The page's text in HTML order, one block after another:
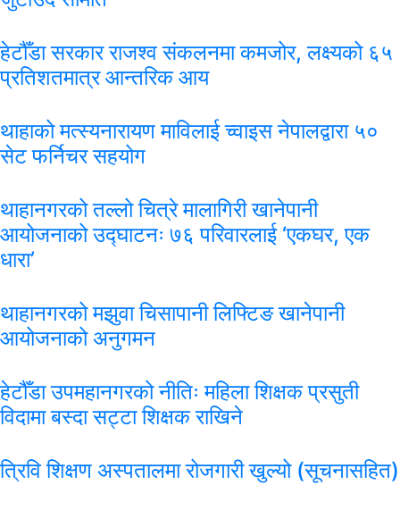
हेटौँडा सरकार राजश्व संकलनमा कमजोर, लक्ष्यको ६५
प्रतिशतमात्र आन्तरिक आय
थाहाको मत्स्यनारायण माविलाई च्वाइस नेपालद्वारा ५०
सेट फर्निचर सहयोग
थाहानगरको तल्लो चित्रे मालागिरी खानेपानी
आयोजनाको उद्घाटनः ७६ परिवारलाई ‘एकघर, एक
धारा’
थाहानगरको मझुवा चिसापानी लिफ्टिङ खानेपानी
आयोजनाको अनुगमन
हेटौँडा उपमहानगरको नीतिः महिला शिक्षक प्रसुती
विदामा बस्दा सट्टा शिक्षक राखिने
त्रिवि शिक्षण अस्पतालमा रोजगारी खुल्यो (सूचनासहित)